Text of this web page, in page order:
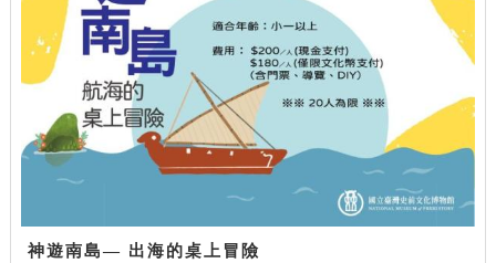
神遊南島— 出海的桌上冒險